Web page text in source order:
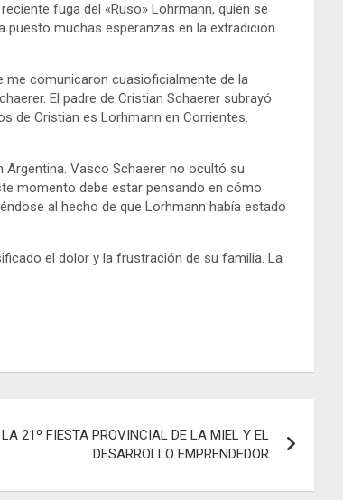
fuga del «Ruso» Lohrmann, quien se
puesto muchas esperanzas en la extradición
me comunicaron cuasioficialmente de la
El padre de Cristian Schaerer subrayó
de Cristian es Lorhmann en Corrientes.
Vasco Schaerer no ocultó su
momento debe estar pensando en cómo
al hecho de que Lorhmann había estado
el dolor y la frustración de su familia. La
21º FIESTA PROVINCIAL DE LA MIEL Y EL
DESARROLLO EMPRENDEDOR